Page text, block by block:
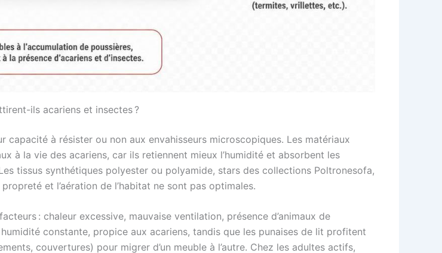
ils acariens et insectes ?
à résister ou non aux envahisseurs microscopiques. Les matériaux
à la vie des acariens, car ils retiennent mieux l’humidité et absorbent les
tissus synthétiques polyester ou polyamide, stars des collections Poltronesofa,
et l’aération de l’habitat ne sont pas optimales.
: chaleur excessive, mauvaise ventilation, présence d’animaux de
constante, propice aux acariens, tandis que les punaises de lit profitent
couvertures) pour migrer d’un meuble à l’autre. Chez les adultes actifs,